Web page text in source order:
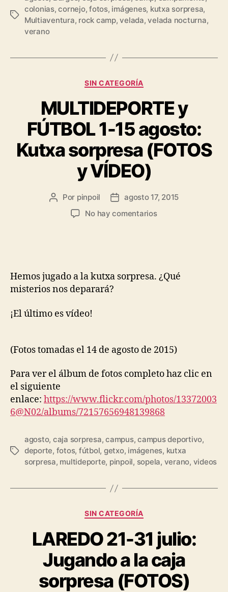
colonias,cornejo,fotos, imágenes, kutxa sorpresa,
Multiaventura, rock camp,velada,velada nocturna,
verano
SIN CATEGORÍA
MULTIDEPORTE y
FÚTBOL 1-15 agosto:
Kutxa sorpresa (FOTOS
y VÍDEO)
Por pinpoil
agosto 17, 2015
No hay comentarios
Hemos jugado a la kutxa sorpresa. ¿Qué
misterios nos deparará?
¡El último es vídeo!
(Fotos tomadas el 14 de agosto de 2015)
Para ver el álbum de fotos completo haz clic en
el siguiente
enlace: https://www.flickr.com/photos/13372003
6@N02/albums/72157656948139868
agosto, caja sorpresa,campus,campus deportivo,
deporte, fotos, fútbol, getxo, imágenes, kutxa
sorpresa, multideporte, pinpoil, sopela, verano, videos
SIN CATEGORÍA
LAREDO 21-31 julio:
Jugando a la caja
sorpresa (FOTOS)